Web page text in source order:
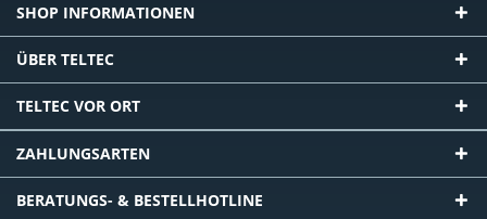
SHOP INFORMATIONEN
ÜBER TELTEC
TELTEC VOR ORT
ZAHLUNGSARTEN
BERATUNGS- & BESTELLHOTLINE